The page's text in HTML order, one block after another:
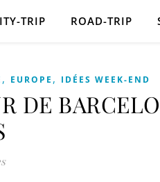
TRIP ROAD-TRIP
, EUROPE , IDÉES WEEK-END
DE